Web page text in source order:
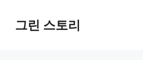
그린 스토리